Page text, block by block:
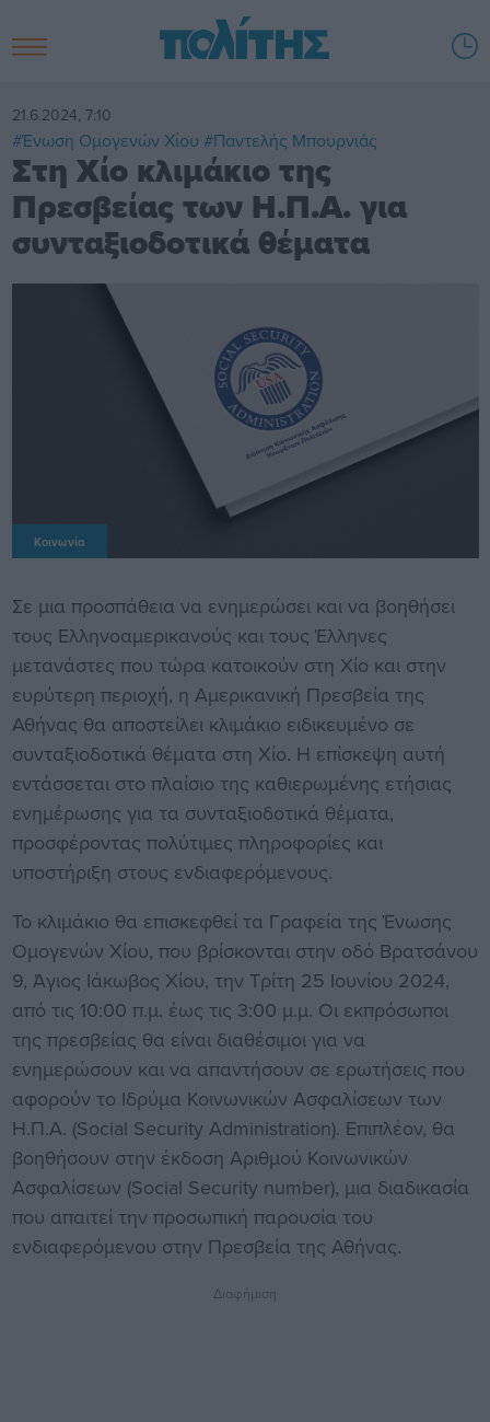
21.6.2024, 7:10
#Ένωση Ομογενών Χίου #Παντελής Μπουρνιάς
Στη Χίο κλιμάκιο της
Πρεσβείας των Η.Π.Α. για
συνταξιοδοτικά θέματα
Κοινωνία
Σε μια προσπάθεια να ενημερώσει και να βοηθήσει
τους Ελληνοαμερικανούς και τους Έλληνες
μετανάστες που τώρα κατοικούν στη Χίο και στην
ευρύτερη περιοχή, η Αμερικανική Πρεσβεία της
Αθήνας θα αποστείλει κλιμάκιο ειδικευμένο σε
συνταξιοδοτικά θέματα στη Χίο. Η επίσκεψη αυτή
εντάσσεται στο πλαίσιο της καθιερωμένης ετήσιας
ενημέρωσης για τα συνταξιοδοτικά θέματα,
προσφέροντας πολύτιμες πληροφορίες και
υποστήριξη στους ενδιαφερόμενους.
Το κλιμάκιο θα επισκεφθεί τα Γραφεία της Ένωσης
Ομογενών Χίου, που βρίσκονται στην οδό Βρατσάνου
9, Άγιος Ιάκωβος Χίου, την Τρίτη 25 Ιουνίου 2024,
από τις 10:00 π.μ. έως τις 3:00 μ.μ. Οι εκπρόσωποι
της πρεσβείας θα είναι διαθέσιμοι για να
ενημερώσουν και να απαντήσουν σε ερωτήσεις που
αφορούν το Ιδρύμα Κοινωνικών Ασφαλίσεων των
Η.Π.Α. (Social Security Administration). Επιπλέον, θα
βοηθήσουν στην έκδοση Αριθμού Κοινωνικών
Ασφαλίσεων (Social Security number), μια διαδικασία
που απαιτεί την προσωπική παρουσία του
ενδιαφερόμενου στην Πρεσβεία της Αθήνας.
Διαφήμιση